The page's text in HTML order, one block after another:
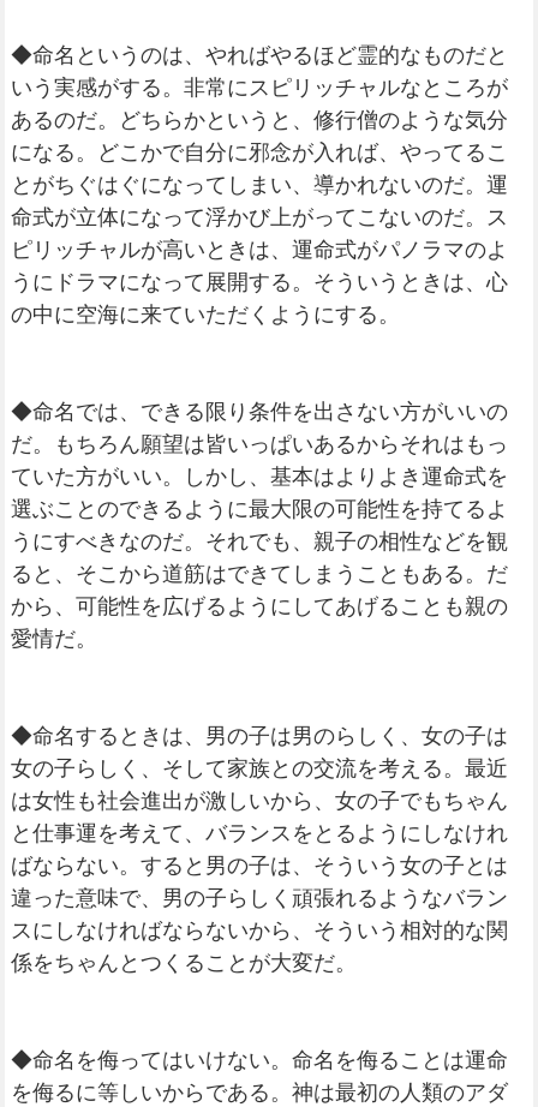
◆命名というのは、やればやるほど霊的なものだと
いう実感がする。非常にスピリッチャルなところが
あるのだ。どちらかというと、修行僧のような気分
になる。どこかで自分に邪念が入れば、やってるこ
とがちぐはぐになってしまい、導かれないのだ。運
命式が立体になって浮かび上がってこないのだ。ス
ピリッチャルが高いときは、運命式がパノラマのよ
うにドラマになって展開する。そういうときは、心
の中に空海に来ていただくようにする。
◆命名では、できる限り条件を出さない方がいいの
だ。もちろん願望は皆いっぱいあるからそれはもっ
ていた方がいい。しかし、基本はよりよき運命式を
選ぶことのできるように最大限の可能性を持てるよ
うにすべきなのだ。それでも、親子の相性などを観
ると、そこから道筋はできてしまうこともある。だ
から、可能性を広げるようにしてあげることも親の
愛情だ。
◆命名するときは、男の子は男のらしく、女の子は
女の子らしく、そして家族との交流を考える。最近
は女性も社会進出が激しいから、女の子でもちゃん
と仕事運を考えて、バランスをとるようにしなけれ
ばならない。すると男の子は、そういう女の子とは
違った意味で、男の子らしく頑張れるようなバラン
スにしなければならないから、そういう相対的な関
係をちゃんとつくることが大変だ。
◆命名を侮ってはいけない。命名を侮ることは運命
を侮るに等しいからである。神は最初の人類のアダ